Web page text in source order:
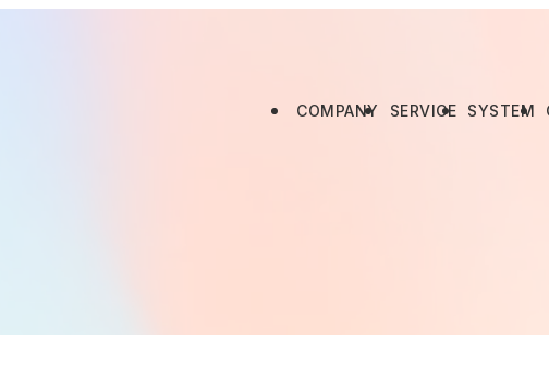
COMPANY SERVICE SYSTEM